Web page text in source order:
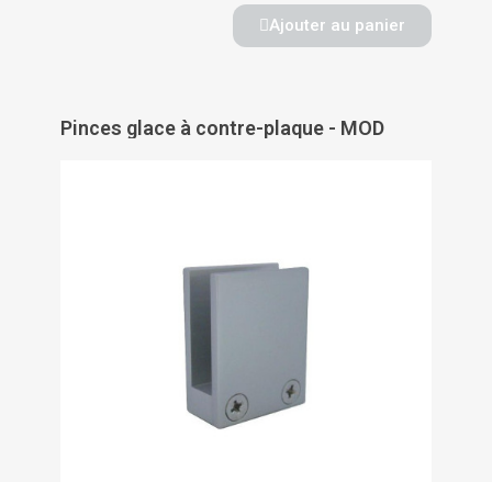
Ajouter au panier
Pinces glace à contre-plaque - MOD